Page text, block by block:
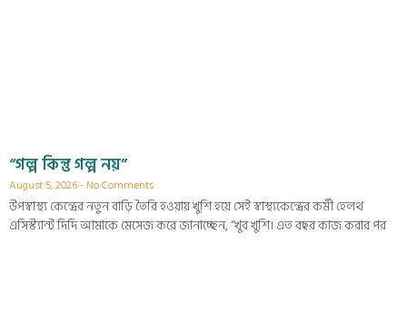
“গল্প কিন্তু গল্প নয়”
August 5, 2026 No Comments
উপস্বাস্থ্য কেন্দ্রের নতুন বাড়ি তৈরি হওয়ায় খুশি হয়ে সেই স্বাস্থ্যকেন্দ্রের কর্মী হেলথ
এসিস্ট্যান্ট দিদি আমাকে মেসেজ করে জানাচ্ছেন, “খুব খুশি। এত বছর কাজ করার পর